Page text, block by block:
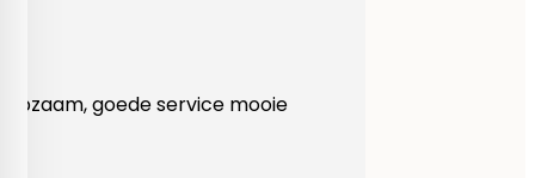
Heel behulpzaam, goede service mooie